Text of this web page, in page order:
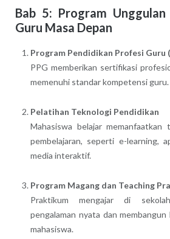
Bab 5: Program
Guru Masa Depan
Program Pendidikan Profesi Guru
PPG memberikan sertifikasi
memenuhi standar kompetensi guru.
Pelatihan Teknologi Pendidikan
Mahasiswa belajar memanfaatkan
pembelajaran, seperti e-learning,
media interaktif.
Program Magang dan Teaching
Praktikum mengajar di
pengalaman nyata dan
mahasiswa.